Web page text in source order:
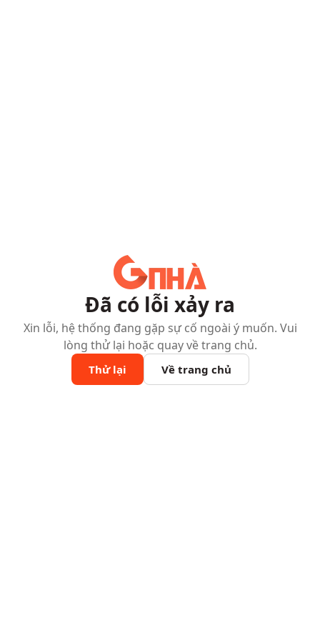
Đã có lỗi xảy ra
Xin lỗi, hệ thống đang gặp sự cố ngoài ý muốn. Vui
lòng thử lại hoặc quay về trang chủ.
Thử lại Về trang chủ